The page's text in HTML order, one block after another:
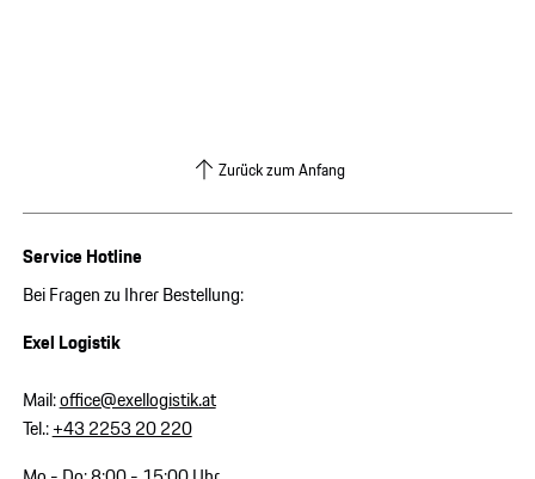
Zurück zum Anfang
Service Hotline
Bei Fragen zu Ihrer Bestellung:
Exel Logistik
Mail:office@exellogistik.at
Tel.:+43 2253 20 220